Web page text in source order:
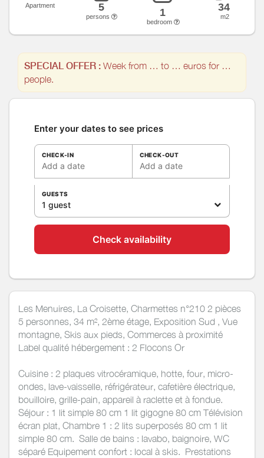
Apartment 5
persons 1
bedroom
34
m2
SPECIAL OFFER : Week from … to … euros for …
people.
Enter your dates to see prices
CHECK-IN
Add a date
CHECK-OUT
Add a date
GUESTS
1 guest
Check availability
Les Menuires, La Croisette, Charmettes n°210 2 pièces
5 personnes, 34 m², 2ème étage, Exposition Sud , Vue
montagne, Skis aux pieds, Commerces à proximité
Label qualité hébergement : 2 Flocons Or
Cuisine : 2 plaques vitrocéramique, hotte, four, micro-
ondes, lave-vaisselle, réfrigérateur, cafetière électrique,
bouilloire, grille-pain, appareil à raclette et à fondue.
Séjour : 1 lit simple 80 cm 1 lit gigogne 80 cm Télévision
écran plat, Chambre 1 : 2 lits superposés 80 cm 1 lit
simple 80 cm. Salle de bains : lavabo, baignoire, WC
séparé Equipement confort : local à skis. Prestations